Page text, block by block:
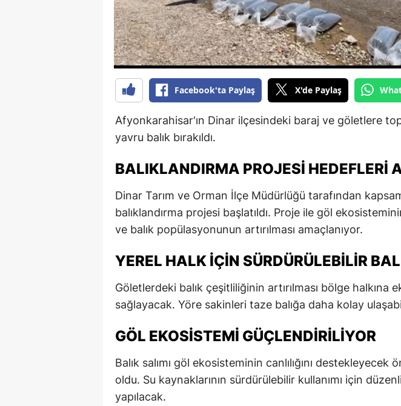
Bitlis
Bolu
Burdur
Bursa
Diyarbakır
Edirne
Elazığ
Erzincan
Erzurum
Eskişehir
Gaziantep
Giresun
Facebook'ta Paylaş X'de Paylaş
Afyonkarahisar'ın Dinar ilçesindeki baraj ve göletlere
yavru balık bırakıldı.
BALIKLANDIRMA PROJESI HEDEFLERI
Dinar Tarım ve Orman İlçe Müdürlüğü tarafından
balıklandırma projesi başlatıldı. Proje ile göl
ve balık popülasyonunun artırılması amaçlanıyor.
YEREL HALK İÇIN SÜRDÜRÜLEBILIR
Göletlerdeki balık çeşitliliğinin artırılması bölge halkına
sağlayacak. Yöre sakinleri taze balığa daha kolay
GÖL EKOSISTEMI GÜÇLENDIRILIYOR
Balık salımı göl ekosisteminin canlılığını destekleyecek
oldu. Su kaynaklarının sürdürülebilir kullanımı için
yapılacak.